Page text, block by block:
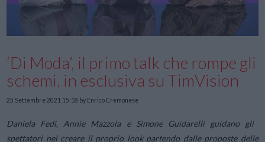
‘Di Moda’, il primo talk che rompe gli
schemi, in esclusiva su TimVision
25 Settembre 2021 15:18 by Enrico Cremonese
Daniela Fedi, Annie Mazzola e Simone Guidarelli guidano gli
spettatori nel creare il proprio look partendo dalle proposte delle